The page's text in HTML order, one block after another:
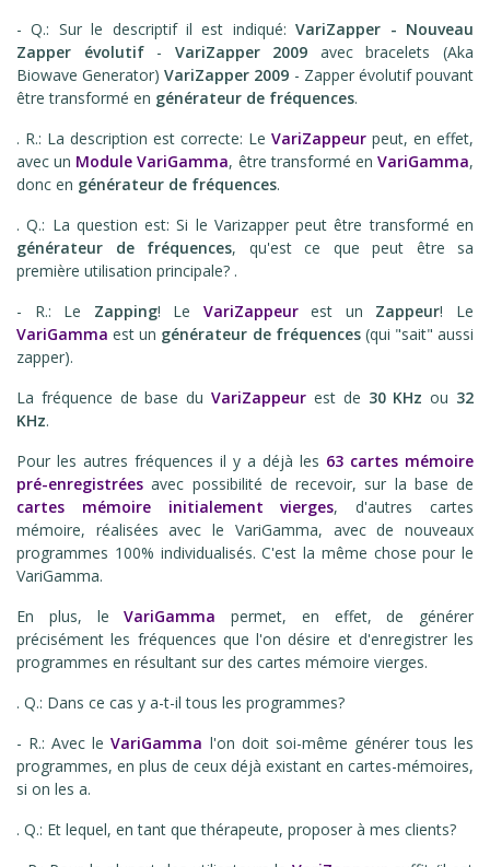
- Q.: Sur le descriptif il est indiqué:VariZapper - Nouveau
Zapper évolutif - VariZapper 2009 avec bracelets (Aka
Biowave Generator)VariZapper 2009 - Zapper évolutif pouvant
être transformé en générateur de fréquences.
. R.: La description est correcte: Le VariZappeur peut, en effet,
avec un Module VariGamma, être transformé enVariGamma,
donc en générateur de fréquences.
. Q.: La question est: Si le Varizapper peut être transformé en
générateur de fréquences, qu'est ce que peut être sa
première utilisation principale? .
- R.: Le Zapping! Le VariZappeur est un Zappeur! Le
VariGamma est un générateur de fréquences(qui "sait" aussi
zapper).
La fréquence de base duVariZappeur est de 30 KHz ou 32
KHz.
Pour les autres fréquences il y a déjà les 63 cartes mémoire
pré-enregistrées avec possibilité de recevoir, sur la base de
cartes mémoire initialement vierges, d'autres cartes
mémoire, réalisées avec le VariGamma, avec de nouveaux
programmes 100% individualisés. C'est la même chose pour le
VariGamma.
En plus, leVariGamma
permet, en effet, de générer
précisément les fréquences que l'on désire et d'enregistrer les
programmes en résultant sur des cartes mémoire vierges.
. Q.: Dans ce cas y a-t-il tous les programmes?
- R.: Avec leVariGamma l'on doit soi-même générer tous les
programmes, en plus de ceux déjà existant en cartes-mémoires,
si on les a.
. Q.: Et lequel, en tant que thérapeute, proposer à mes clients?